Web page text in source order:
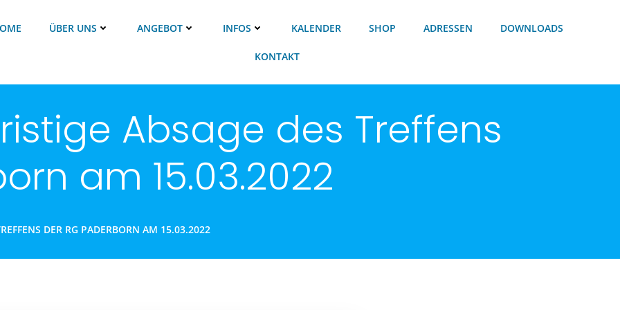
ÜBER UNS ANGEBOT INFOS KALENDER SHOP ADRESSEN DOWNLOADS
KONTAKT
Absage des Treffens
am 15.03.2022
DER RG PADERBORN AM 15.03.2022